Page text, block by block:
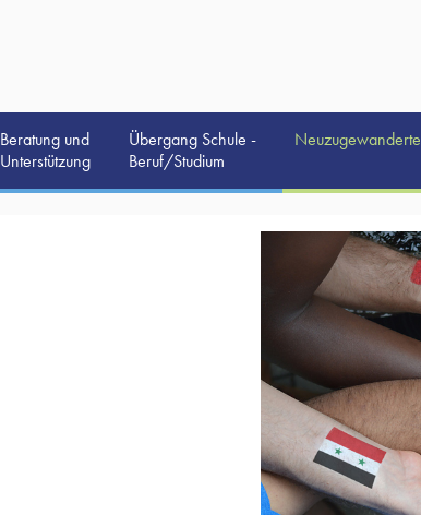
Beratung und
Unterstützung
Übergang Schule -
Beruf/Studium
Neuzugewanderte